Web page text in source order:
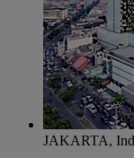
JAKARTA,